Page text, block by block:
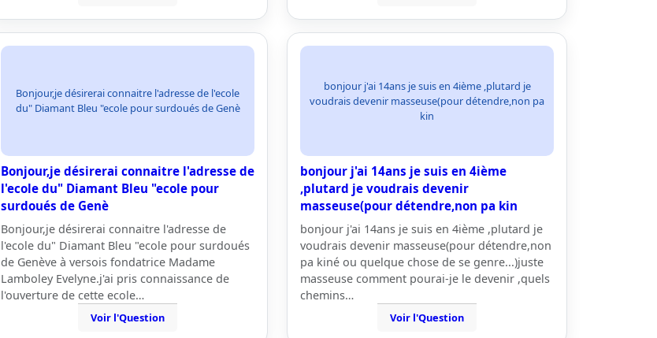
Bonjour,je désirerai connaitre l'adresse de l'ecole
du" Diamant Bleu "ecole pour surdoués de Genè
Bonjour,je désirerai connaitre l'adresse de
l'ecole du" Diamant Bleu "ecole pour
surdoués de Genè
Bonjour,je désirerai connaitre l'adresse de
l'ecole du" Diamant Bleu "ecole pour surdoués
de Genève à versois fondatrice Madame
Lamboley Evelyne.j'ai pris connaissance de
l'ouverture de cette ecole…
Voir l'Question
bonjour j'ai 14ans je suis en 4ième ,plutard je
voudrais devenir masseuse(pour détendre,non pa
kin
bonjour j'ai 14ans je suis en 4ième
,plutard je voudrais devenir
masseuse(pour détendre,non pa kin
bonjour j'ai 14ans je suis en 4ième ,plutard je
voudrais devenir masseuse(pour détendre,non
pa kiné ou quelque chose de se genre...)juste
masseuse comment pourai-je le devenir ,quels
chemins…
Voir l'Question